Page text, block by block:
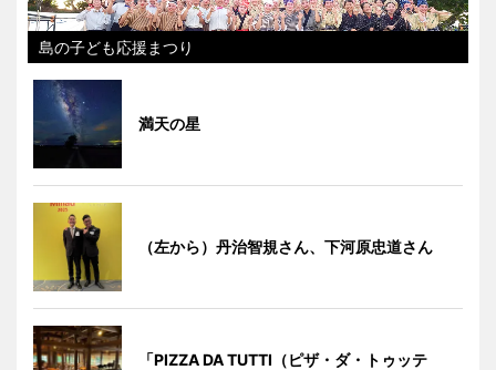
島の子ども応援まつり
満天の星
（左から）丹治智規さん、下河原忠道さん
「PIZZA DA TUTTI（ピザ・ダ・トゥッテ